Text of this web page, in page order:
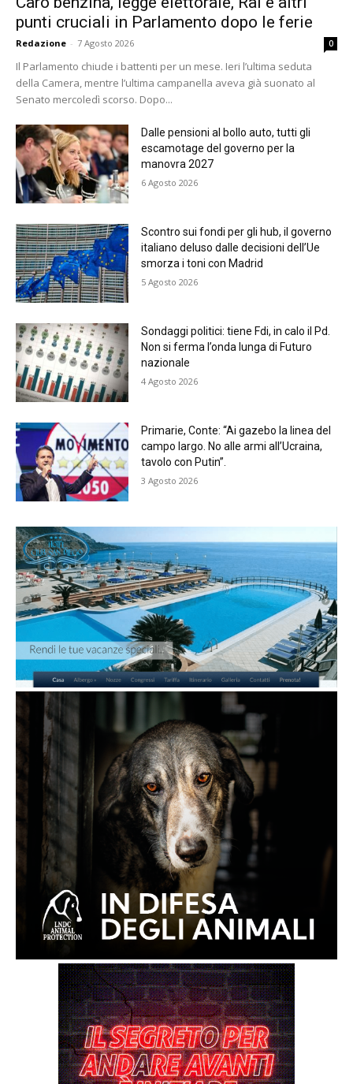
punti cruciali in Parlamento dopo le ferie
Redazione - 7 Agosto 2026 0
Il Parlamento chiude i battenti per un mese. Ieri l’ultima seduta
della Camera, mentre l’ultima campanella aveva già suonato al
Senato mercoledì scorso. Dopo...
Dalle pensioni al bollo auto, tutti gli
escamotage del governo per la
manovra 2027
6 Agosto 2026
Scontro sui fondi per gli hub, il governo
italiano deluso dalle decisioni dell’Ue
smorza i toni con Madrid
5 Agosto 2026
Sondaggi politici: tiene Fdi, in calo il Pd.
Non si ferma l’onda lunga di Futuro
nazionale
4 Agosto 2026
Primarie, Conte: “Ai gazebo la linea del
campo largo. No alle armi all’Ucraina,
tavolo con Putin”.
3 Agosto 2026